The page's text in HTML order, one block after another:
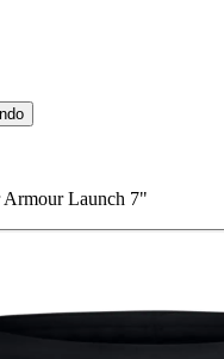
Armour Launch 7"